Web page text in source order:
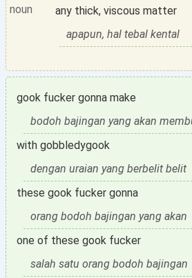
noun
any thick, viscous matter
apapun, hal tebal kental
gook fucker gonna make
bodoh bajingan yang akan
with gobbledygook
dengan uraian yang berbelit belit
these gook fucker gonna
orang bodoh bajingan yang akan
one of these gook fucker
salah satu orang bodoh bajingan